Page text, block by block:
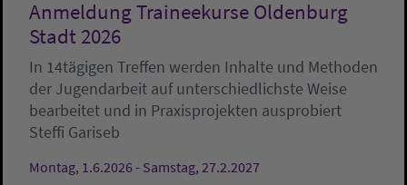
Anmeldung Traineekurse Oldenburg
Stadt 2026
In 14tägigen Treffen werden Inhalte und Methoden
der Jugendarbeit auf unterschiedlichste Weise
bearbeitet und in Praxisprojekten ausprobiert
Steffi Gariseb
Montag, 1.6.2026 - Samstag, 27.2.2027